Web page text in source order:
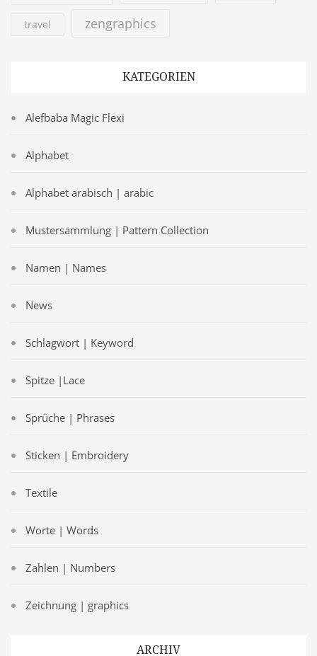
travel zengraphics
KATEGORIEN
Alefbaba Magic Flexi
Alphabet
Alphabet arabisch | arabic
Mustersammlung | Pattern Collection
Namen | Names
News
Schlagwort | Keyword
Spitze |Lace
Sprüche | Phrases
Sticken | Embroidery
Textile
Worte | Words
Zahlen | Numbers
Zeichnung | graphics
ARCHIV